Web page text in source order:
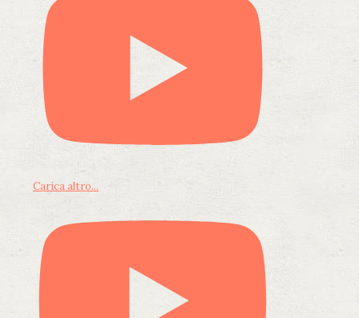
Carica altro...